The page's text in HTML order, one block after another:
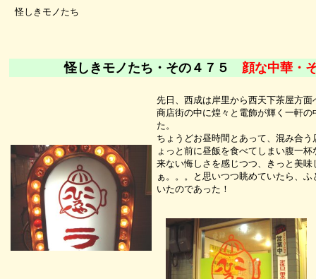
怪しきモノたち
怪しきモノたち・その４７５ 顔な中華・
先日、西成は岸里から西天下茶屋方面
商店街の中に煌々と電飾が輝く一軒の
た。
ちょうどお昼時間とあって、混み合
ょっと前に昼飯を食べてしまい腹一
来ない悔しさを感じつつ、きっと美味
ぁ。。。と思いつつ眺めていたら、
いたのであった！